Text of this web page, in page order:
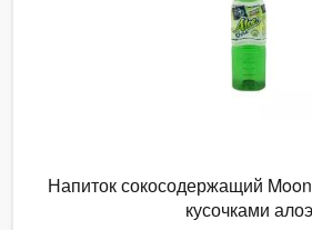
Напиток сокосодержащий
кусочками алоэ